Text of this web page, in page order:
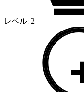
レベル: 2